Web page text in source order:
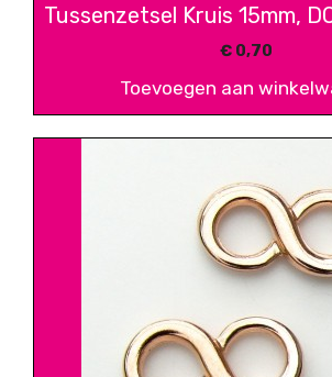
Tussenzetsel Kruis 15mm,
€ 0,70
Toevoegen aan